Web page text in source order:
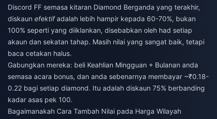
Discord FF semasa kitaran Diamond Berganda yang terakhir,
diskaun efektifadalah lebih hampir kepada 60-70%, bukan
100% seperti yang diiklankan, disebabkan oleh had setiap
akaun dan sekatan tahap. Masih nilai yang sangat baik, tetapi
baca cetakan halus.
Gabungkan mereka: beli Keahlian Mingguan + Bulanan anda
semasa acara bonus, dan anda sebenarnya membayar ~₹0.18-
0.22 bagi setiap diamond. Itu adalah diskaun 75% berbanding
kadar asas pek 100.
Bagaimanakah Cara Tambah Nilai pada Harga Wilayah